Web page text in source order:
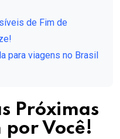
de Fim de
para viagens no Brasil
Próximas
por Você!